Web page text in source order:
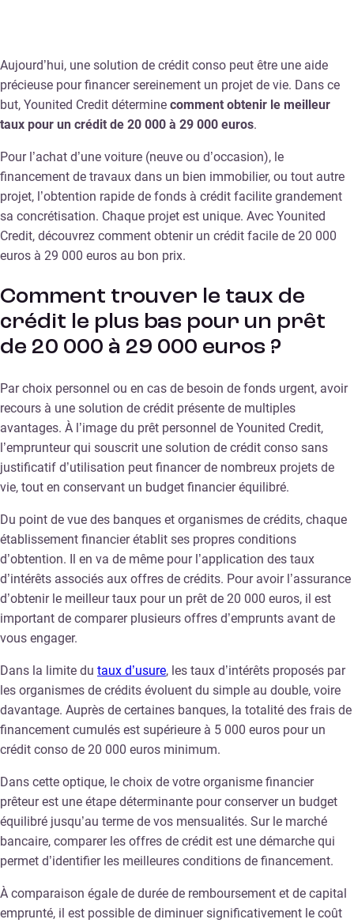
Aujourd’hui, une solution de crédit conso peut être une aide
précieuse pour financer sereinement un projet de vie. Dans ce
but, Younited Credit détermine comment obtenir le meilleur
taux pour un crédit de 20 000 à 29 000 euros.
Pour l’achat d’une voiture (neuve ou d’occasion), le
financement de travaux dans un bien immobilier, ou tout autre
projet, l’obtention rapide de fonds à crédit facilite grandement
sa concrétisation. Chaque projet est unique. Avec Younited
Credit, découvrez comment obtenir un crédit facile de 20 000
euros à 29 000 euros au bon prix.
Comment trouver le taux de
crédit le plus bas pour un prêt
de 20 000 à 29 000 euros ?
Par choix personnel ou en cas de besoin de fonds urgent, avoir
recours à une solution de crédit présente de multiples
avantages. À l’image du prêt personnel de Younited Credit,
l’emprunteur qui souscrit une solution de crédit conso sans
justificatif d’utilisation peut financer de nombreux projets de
vie, tout en conservant un budget financier équilibré.
Du point de vue des banques et organismes de crédits, chaque
établissement financier établit ses propres conditions
d’obtention. Il en va de même pour l’application des taux
d’intérêts associés aux offres de crédits. Pour avoir l’assurance
d’obtenir le meilleur taux pour un prêt de 20 000 euros, il est
important de comparer plusieurs offres d’emprunts avant de
vous engager.
Dans la limite du taux d’usure, les taux d’intérêts proposés par
les organismes de crédits évoluent du simple au double, voire
davantage. Auprès de certaines banques, la totalité des frais de
financement cumulés est supérieure à 5 000 euros pour un
crédit conso de 20 000 euros minimum.
Dans cette optique, le choix de votre organisme financier
prêteur est une étape déterminante pour conserver un budget
équilibré jusqu’au terme de vos mensualités. Sur le marché
bancaire, comparer les offres de crédit est une démarche qui
permet d’identifier les meilleures conditions de financement.
À comparaison égale de durée de remboursement et de capital
emprunté, il est possible de diminuer significativement le coût